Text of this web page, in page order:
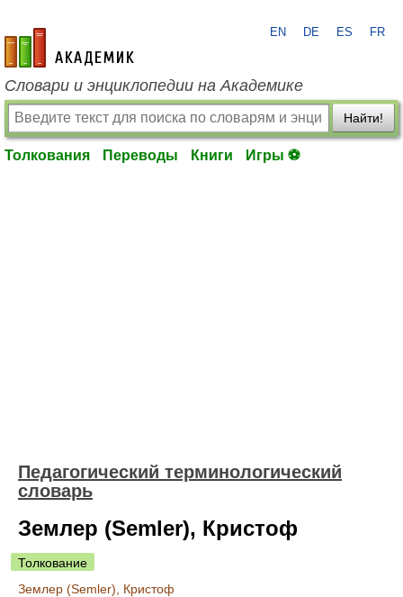
academic.ru
EN DE ES FR
Словари и энциклопедии на Академике
Найти!
Толкования Переводы Книги Игры ⚽
Педагогический терминологический
словарь
Землер (Semler), Кристоф
Толкование
Землер (Semler), Кристоф